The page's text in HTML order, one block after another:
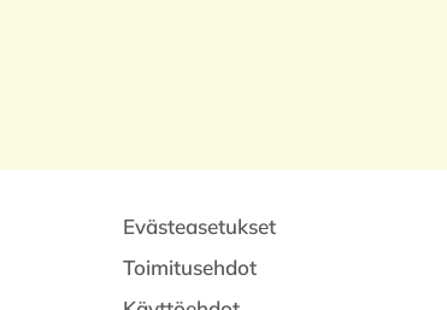
Evästeasetukset
Toimitusehdot